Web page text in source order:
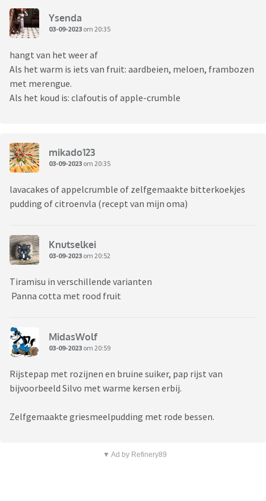
Ysenda
03-09-2023 om 20:35
hangt van het weer af
Als het warm is iets van fruit: aardbeien, meloen, frambozen
met merengue.
Als het koud is: clafoutis of apple-crumble
mikado123
03-09-2023 om 20:35
lavacakes of appelcrumble of zelfgemaakte bitterkoekjes
pudding of citroenvla (recept van mijn oma)
Knutselkei
03-09-2023 om 20:52
Tiramisu in verschillende varianten
Panna cotta met rood fruit
MidasWolf
03-09-2023 om 20:59
Rijstepap met rozijnen en bruine suiker, pap rijst van
bijvoorbeeld Silvo met warme kersen erbij.
Zelfgemaakte griesmeelpudding met rode bessen.
▼ Ad by Refinery89